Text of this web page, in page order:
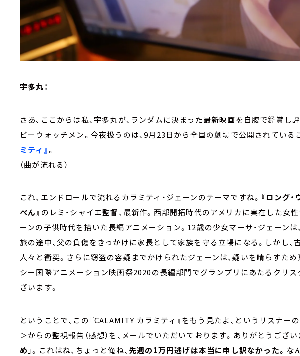
宇多丸：
さあ、ここからは私、宇多丸が、ランダムに決まった最新映画を自腹で鑑賞し
ビーウォッチメン。今夜扱うのは、9月23日から全国の劇場で公開されている
ミティ』。
（曲が流れる）
これ、エンドロールで流れるカラミティ・ジェーンのテーマですね。 『ロング
ぺん』 のレミ・シャイエ監督、最新作。西部開拓時代のアメリカに実在した女性
ーンの子供時代を描いた長編アニメーション。12歳の少女マーサ・ジェーン
旅の途中、父の負傷をきっかけに家長として家族を守る立場になる。しかし、
人々と衝突。さらに窃盗の容疑までかけられたジェーンは、疑いを晴らすため
シー国際アニメーション映画祭2020の長編部門でグランプリにあたるクリ
ざいます。
ということで、この『CALAMITY カラミティ』をもう見たよ、というリスナー
＞からの監視報告（感想）を、メールでいただいております。ありがとうござい
め 」。これはね、ちょっと俺ね、 先週の1万円逃げは本当に申し訳なかった。 な